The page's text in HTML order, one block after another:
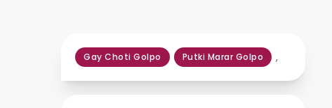
Gay Choti Golpo ,
Putki Marar Golpo